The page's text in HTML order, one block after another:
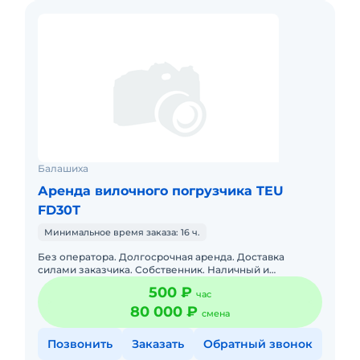
Балашиха
Аренда вилочного погрузчика TEU
FD30Т
Минимальное время заказа: 16 ч.
Без оператора. Долгосрочная аренда. Доставка
силами заказчика. Собственник. Наличный и
безналичный расчет. Без посредников. Топливо
оплачивается отдельно.500 ₽ час
80 000 ₽ смена
Позвонить Заказать Обратный звонок